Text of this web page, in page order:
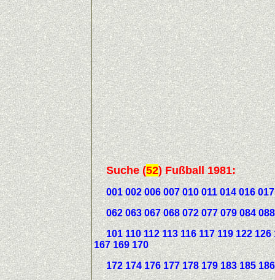
Suche(52) Fußball 1981:
001 002 006 007 010 011 014 016
062 063 067 068 072 077 079 084
101 110 112 113 116 117 119 122 126
167 169 170
172 174 176 177 178 179 183 185 186